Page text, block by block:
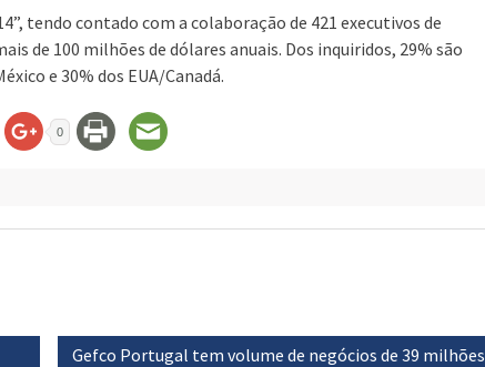
tendo contado com a colaboração de 421 executivos de
de 100 milhões de dólares anuais. Dos inquiridos, 29% são
e 30% dos EUA/Canadá.
0
Next
Gefco Portugal tem volume de negócios de 39 milhões